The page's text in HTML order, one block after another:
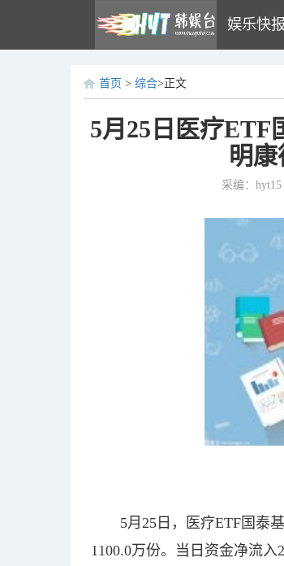
娱乐快报
首页 > 综合>正文
5月25日医疗ETF
明
采编：hyt15
5月25日，医疗ETF国泰
1100.0万份。当日资金净流